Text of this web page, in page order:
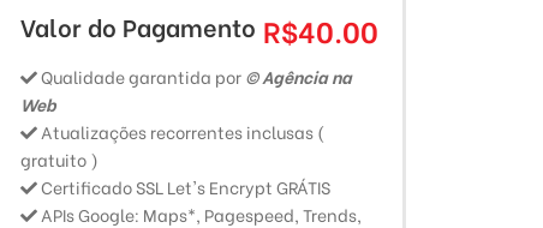
Valor do Pagamento R$40.00
Qualidade garantida por© Agência na
Web
Atualizações recorrentes inclusas (
gratuito )
Certificado SSL Let's Encrypt GRÁTIS
APIs Google: Maps*, Pagespeed, Trends,